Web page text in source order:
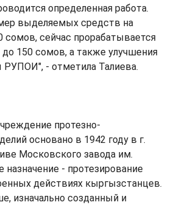
определенная работа.
выделяемых средств на
сомов, сейчас прорабатывается
до 150 сомов, а также улучшения
РУПОИ", - отметила Талиева.
протезно-
основано в 1942 году в г.
Московского завода им.
- протезирование
действиях кыргызстанцев.
изначально созданный и